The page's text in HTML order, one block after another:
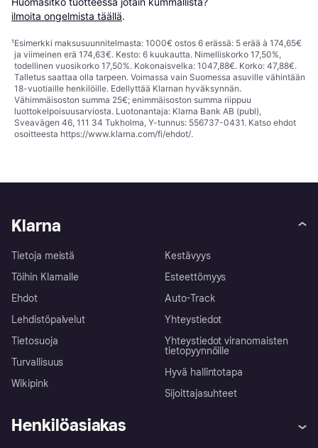
ilmoita ongelmista täällä.
¹Esimerkki maksusuunnitelmasta: 1000€ ostos 6 erässä: 5 erää à 174,65€
ja viimeinen erä 174,63€. Kesto: 6 kuukautta. Nimelliskorko 17,50%,
todellinen vuosikorko 17,50%. Kokonaisvelka: 1047,88€. Korko: 47,88€.
Talletus saattaa olla tarpeen. Voimassa vain Suomessa asuville vähintään
18-vuotiaille henkilöille. Edellyttää Klarnan hyväksynnän.
Vähimmäisoston summa 25€; enimmäisoston summa riippuu
luottokelpoisuusarviosta. Luotonantaja: Klarna Bank AB (publ),
Sveavägen 46, 111 34 Tukholma, Y-tunnus: 556737-0431. Katso ehdot
osoitteesta https://www.klarna.com/fi/ehdot/.
Klarna
Tietoja meistä
Töihin Klarnalle
Ehdot
Lehdistöpalvelut
Tietosuoja
Turvallisuus
Wikipink
Kestävyys
Esteettömyys
Auto-Track
Yhteystiedot
Yhteystiedot viranomaisten
tietopyynnöille
Hyvä hallintotapa
Sijoittajasuhteet
Henkilöasiakas